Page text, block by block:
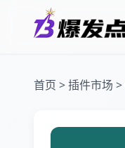
首页 >插件市场 >